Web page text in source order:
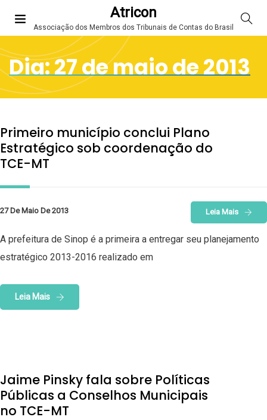
Atricon
Associação dos Membros dos Tribunais de Contas do Brasil
Dia:27 de maio de 2013
Primeiro município conclui Plano
Estratégico sob coordenação do
TCE-MT
27 De Maio De 2013 Leia Mais
A prefeitura de Sinop é a primeira a entregar seu planejamento
estratégico 2013-2016 realizado em
Leia Mais
Jaime Pinsky fala sobre Políticas
Públicas a Conselhos Municipais
no TCE-MT